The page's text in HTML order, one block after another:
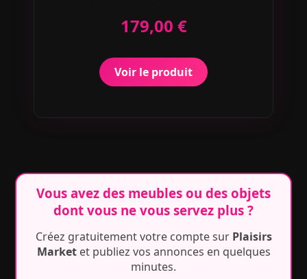
179,00 €
Voir le produit
Vous avez des meubles ou des objets
dont vous ne vous servez plus ?
Créez gratuitement votre compte sur Plaisirs
Marketet publiez vos annonces en quelques
minutes.